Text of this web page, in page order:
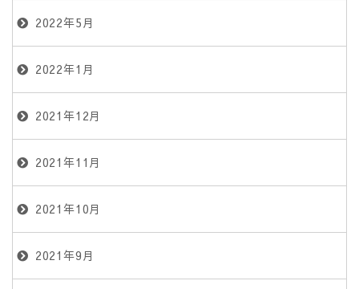
2022年5月
2022年1月
2021年12月
2021年11月
2021年10月
2021年9月